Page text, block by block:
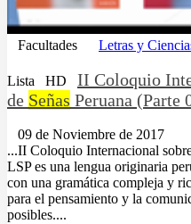
Facultades Letras y
Lista HD
II Coloquio
de Señas Peruana (Parte
09 de Noviembre de 2017
...II Coloquio Internacional
LSP es una lengua originaria
con una gramática compleja y
para el pensamiento y la
posibles....